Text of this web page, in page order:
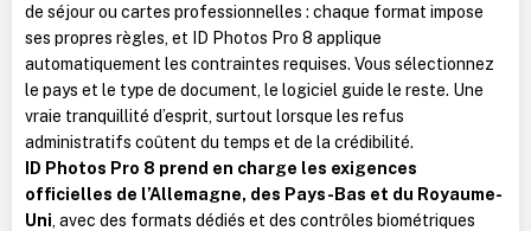
de séjour ou cartes professionnelles : chaque format impose
ses propres règles, et ID Photos Pro 8 applique
automatiquement les contraintes requises. Vous sélectionnez
le pays et le type de document, le logiciel guide le reste. Une
vraie tranquillité d’esprit, surtout lorsque les refus
administratifs coûtent du temps et de la crédibilité.
ID Photos Pro 8 prend en charge les exigences
officielles de l’Allemagne, des Pays-Bas et du Royaume-
Uni, avec des formats dédiés et des contrôles biométriques